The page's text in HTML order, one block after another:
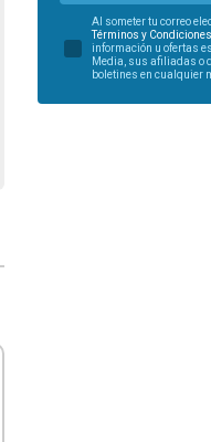
Al someter tu correo
Términos y Condiciones
información u ofertas
Media, sus afiliadas o
boletines en cualquier